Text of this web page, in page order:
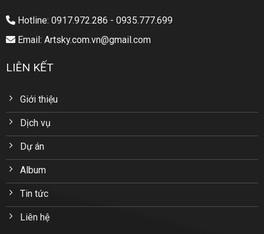
Hotline: 0917.972.286 - 0935.777.699
Email: Artsky.com.vn@gmail.com
LIÊN KẾT
Giới thiệu
Dịch vụ
Dự án
Album
Tin tức
Liên hệ